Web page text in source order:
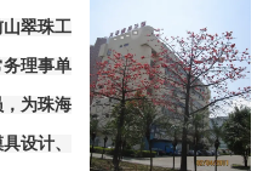
翠珠工
务理事单
为珠海
设计、